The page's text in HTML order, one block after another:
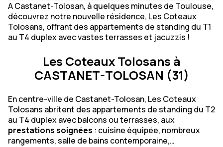
A Castanet-Tolosan, à quelques minutes de Toulouse,
découvrez notre nouvelle résidence, Les Coteaux
Tolosans, offrant des appartements de standing du T1
au T4 duplex avec vastes terrasses et jacuzzis !
Les Coteaux Tolosans à
CASTANET-TOLOSAN (31)
En centre-ville de Castanet-Tolosan, Les Coteaux
Tolosans abritent des appartements de standing du T2
au T4 duplex avec balcons ou terrasses, aux
prestations soignées : cuisine équipée, nombreux
rangements, salle de bains contemporaine,…